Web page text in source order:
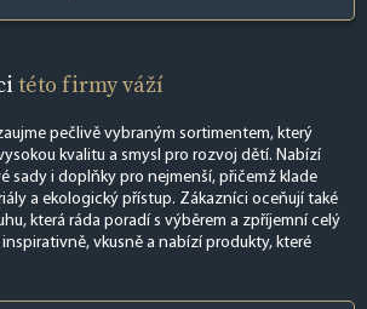
této firmy váží
pečlivě vybraným sortimentem, který
kvalitu a smysl pro rozvoj dětí. Nabízí
sady i doplňky pro nejmenší, přičemž klade
a ekologický přístup. Zákazníci oceňují také
která ráda poradí s výběrem a zpříjemní celý
vkusně a nabízí produkty, které